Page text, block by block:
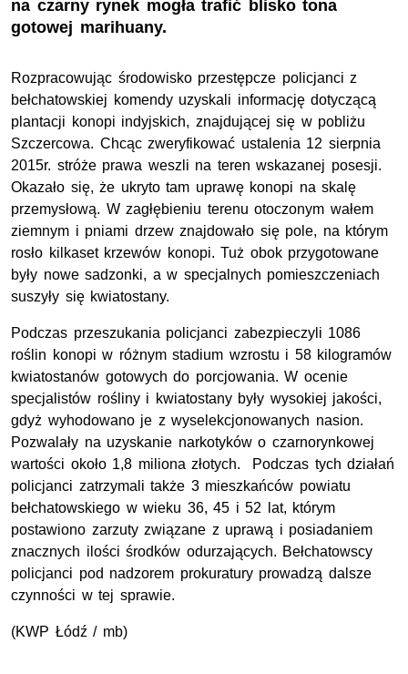
na czarny rynek mogła trafić blisko tona
gotowej marihuany.
Rozpracowując środowisko przestępcze policjanci z
bełchatowskiej komendy uzyskali informację dotyczącą
plantacji konopi indyjskich, znajdującej się w pobliżu
Szczercowa. Chcąc zweryfikować ustalenia 12 sierpnia
2015r. stróże prawa weszli na teren wskazanej posesji.
Okazało się, że ukryto tam uprawę konopi na skalę
przemysłową. W zagłębieniu terenu otoczonym wałem
ziemnym i pniami drzew znajdowało się pole, na którym
rosło kilkaset krzewów konopi. Tuż obok przygotowane
były nowe sadzonki, a w specjalnych pomieszczeniach
suszyły się kwiatostany.
Podczas przeszukania policjanci zabezpieczyli 1086
roślin konopi w różnym stadium wzrostu i 58 kilogramów
kwiatostanów gotowych do porcjowania. W ocenie
specjalistów rośliny i kwiatostany były wysokiej jakości,
gdyż wyhodowano je z wyselekcjonowanych nasion.
Pozwalały na uzyskanie narkotyków o czarnorynkowej
wartości około 1,8 miliona złotych. Podczas tych działań
policjanci zatrzymali także 3 mieszkańców powiatu
bełchatowskiego w wieku 36, 45 i 52 lat, którym
postawiono zarzuty związane z uprawą i posiadaniem
znacznych ilości środków odurzających. Bełchatowscy
policjanci pod nadzorem prokuratury prowadzą dalsze
czynności w tej sprawie.
(KWP Łódź / mb)